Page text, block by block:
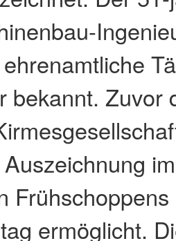
bekannt. Zuvor
ermöglicht.